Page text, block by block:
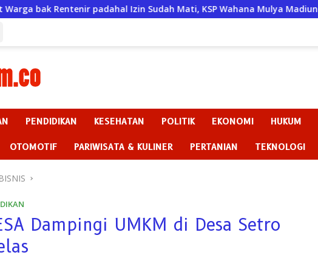
Izin Sudah Mati, KSP Wahana Mulya Madiun Kini Terancam Sanksi Tegas
PENDIDIKAN KESEHATAN POLITIK EKONOMI HUKUM
OTOMOTIF PARIWISATA & KULINER PERTANIAN TEKNOLOGI
Dampingi UMKM di Desa Setro